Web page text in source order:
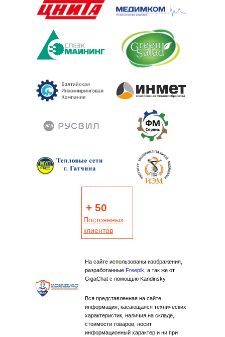
Вся представленная на сайте
информация, касающаяся технических
характеристик, наличия на складе,
стоимости товаров, носит
информационный характер и ни при
+ 50
Постоянных
клиентов
На сайте использованы изображения,
разработанные Freepik , а так же от
GigaChat с помощью Kandinsky.